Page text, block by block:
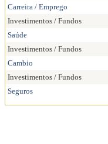
Carreira / Emprego
Investimentos / Fundos
Saúde
Investimentos / Fundos
Cambio
Investimentos / Fundos
Seguros